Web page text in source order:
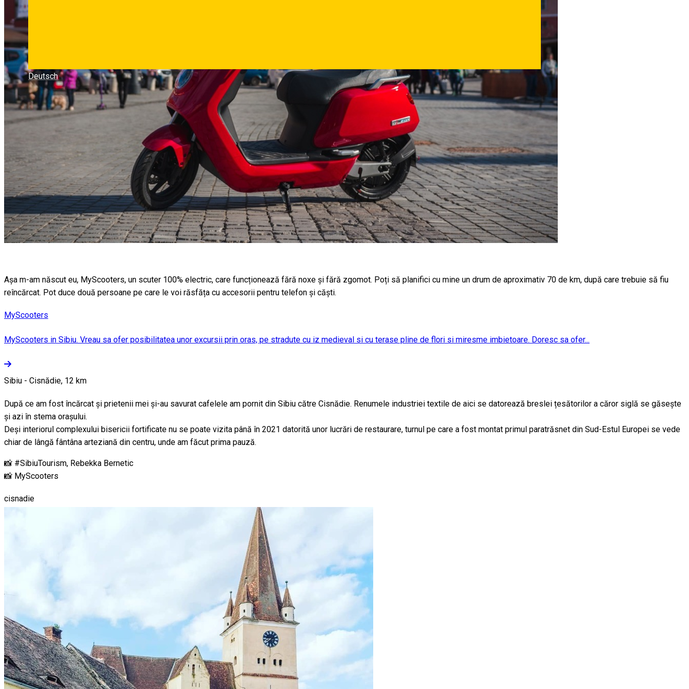
Deutsch
Așa m-am născut eu, MyScooters, un scuter 100% electric, care funcționează fără noxe și fără zgomot. Poți să planifici cu mine un drum de aproximativ 70 de km, după care trebuie să fiu
reîncărcat. Pot duce două persoane pe care le voi răsfăța cu accesorii pentru telefon și căști.
MyScooters
MyScooters in Sibiu. Vreau sa ofer posibilitatea unor excursii prin oras, pe stradute cu iz medieval si cu terase pline de flori si miresme imbietoare. Doresc sa ofer...
Sibiu - Cisnădie, 12 km
După ce am fost încărcat și prietenii mei și-au savurat cafelele am pornit din Sibiu către Cisnădie. Renumele industriei textile de aici se datorează breslei țesătorilor a căror siglă se găsește
și azi în stema orașului.
Deși interiorul complexului bisericii fortificate nu se poate vizita până în 2021 datorită unor lucrări de restaurare, turnul pe care a fost montat primul paratrăsnet din Sud-Estul Europei se vede
chiar de lângă fântâna arteziană din centru, unde am făcut prima pauză.
📸 #SibiuTourism, Rebekka Bernetic
📸 MyScooters
cisnadie